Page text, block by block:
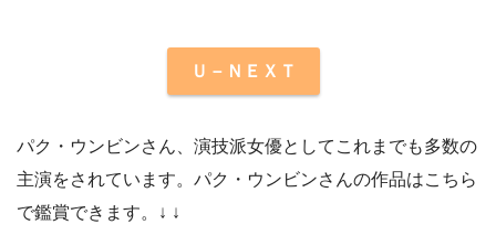
Ｕ－ＮＥＸＴ
パク・ウンビンさん、演技派女優としてこれまでも多数の
主演をされています。パク・ウンビンさんの作品はこちら
で鑑賞できます。↓ ↓